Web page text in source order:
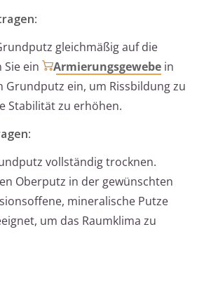
:
gleichmäßig auf die
ein
Armierungsgewebe in
Grundputz ein, um Rissbildung zu
Stabilität zu erhöhen.
:
vollständig trocknen.
Oberputz in der gewünschten
mineralische Putze
um das Raumklima zu